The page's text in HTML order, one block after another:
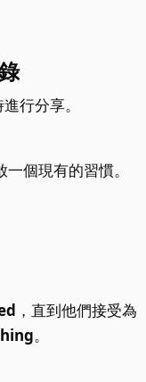
行分享。
個現有的習慣。
，直到他們接受為
。